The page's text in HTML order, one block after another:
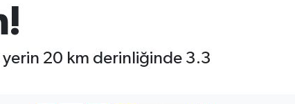
yerin 20 km derinliğinde 3.3